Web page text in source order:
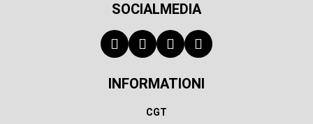
SOCIALMEDIA
INFORMATIONI
CGT